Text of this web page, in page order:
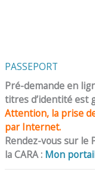
PASSEPORT
Pré-demande en
titres d’identité est
Attention, la prise
par Internet.
Rendez-vous sur le
la CARA : Mon